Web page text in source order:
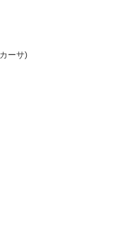
レポーター
ーサ)